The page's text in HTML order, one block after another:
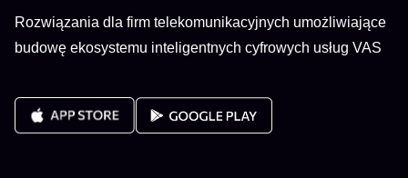
Rozwiązania dla firm telekomunikacyjnych umożliwiające
budowę ekosystemu inteligentnych cyfrowych usług VAS